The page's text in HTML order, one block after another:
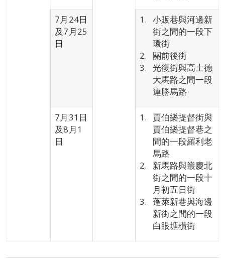
7月24日
及7月25
日
小販巷與河邊新
街之間的一段下
環街
關前後街
光復街與高士德
大馬路之間一段
連勝馬路
7月31日
及8月1
日
賈伯樂提督街與
賈伯樂提督巷之
間的一段羅利老
馬路
新馬路與叢慶北
街之間的一段十
月初五日街
蓬萊新巷與海邊
新街之間的一段
白眼塘橫街